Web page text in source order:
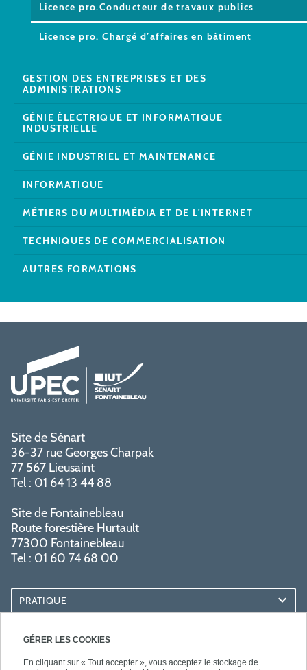
GÉRER LES COOKIES
En cliquant sur « Tout accepter », vous acceptez le stockage de
Licence pro.Conducteur de travaux publics
Licence pro. Chargé d’affaires en bâtiment
GESTION DES ENTREPRISES ET DES
ADMINISTRATIONS
GÉNIE ÉLECTRIQUE ET INFORMATIQUE
INDUSTRIELLE
GÉNIE INDUSTRIEL ET MAINTENANCE
INFORMATIQUE
MÉTIERS DU MULTIMÉDIA ET DE L'INTERNET
TECHNIQUES DE COMMERCIALISATION
AUTRES FORMATIONS
Site de Sénart
36-37 rue Georges Charpak
77 567 Lieusaint
Tel : 01 64 13 44 88
Site de Fontainebleau
Route forestière Hurtault
77300 Fontainebleau
Tel : 01 60 74 68 00
PRATIQUE
RESSOURCES